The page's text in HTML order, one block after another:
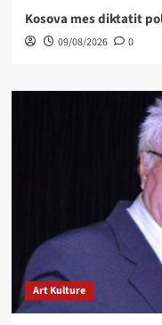
Kosova mes diktatit
09/08/2026 0
Art Kulture